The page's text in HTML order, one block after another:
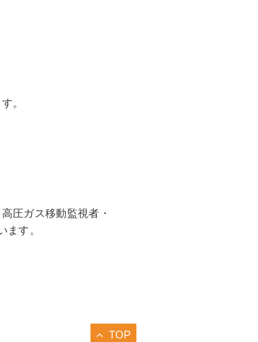
。
圧ガス移動監視者・
す。
TOP